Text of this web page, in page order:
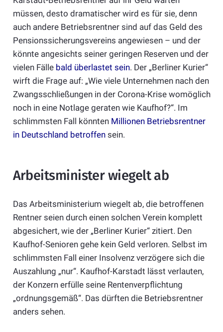
müssen, desto dramatischer wird es für sie, denn
auch andere Betriebsrentner sind auf das Geld des
Pensionssicherungsvereins angewiesen – und der
könnte angesichts seiner geringen Reserven und der
vielen Fälle bald überlastet sein. Der „Berliner Kurier“
wirft die Frage auf: „Wie viele Unternehmen nach den
Zwangsschließungen in der Corona-Krise womöglich
noch in eine Notlage geraten wie Kaufhof?“. Im
schlimmsten Fall könntenMillionen Betriebsrentner
in Deutschland betroffensein.
Arbeitsminister wiegelt ab
Das Arbeitsministerium wiegelt ab, die betroffenen
Rentner seien durch einen solchen Verein komplett
abgesichert, wie der „Berliner Kurier“ zitiert. Den
Kaufhof-Senioren gehe kein Geld verloren. Selbst im
schlimmsten Fall einer Insolvenz verzögere sich die
Auszahlung „nur“. Kaufhof-Karstadt lässt verlauten,
der Konzern erfülle seine Rentenverpflichtung
„ordnungsgemäß“. Das dürften die Betriebsrentner
anders sehen.